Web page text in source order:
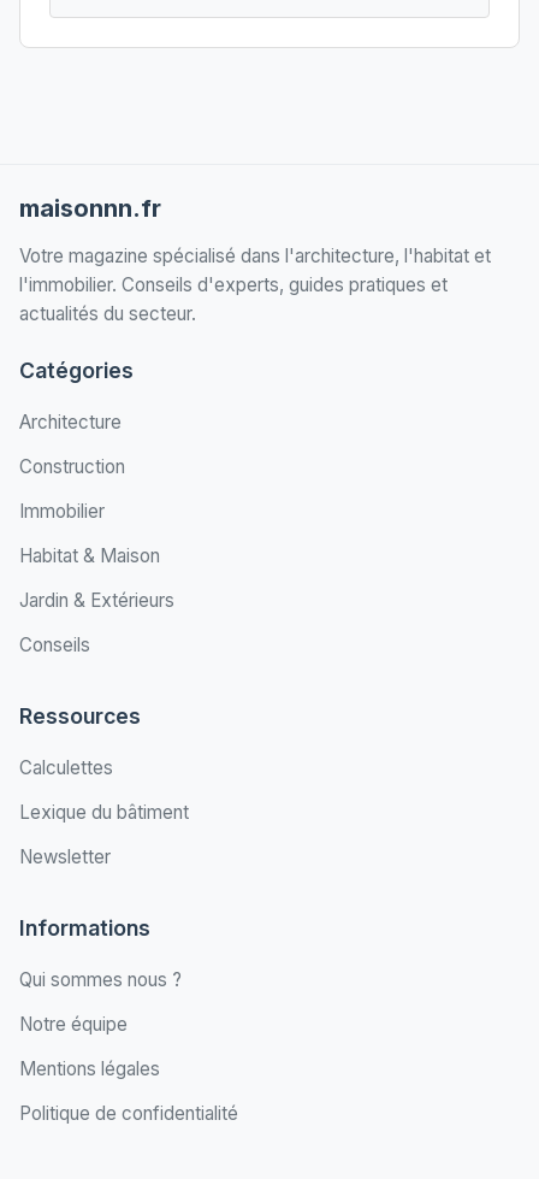
maisonnn.fr
Votre magazine spécialisé dans l'architecture, l'habitat et
l'immobilier. Conseils d'experts, guides pratiques et
actualités du secteur.
Catégories
Architecture
Construction
Immobilier
Habitat & Maison
Jardin & Extérieurs
Conseils
Ressources
Calculettes
Lexique du bâtiment
Newsletter
Informations
Qui sommes nous ?
Notre équipe
Mentions légales
Politique de confidentialité